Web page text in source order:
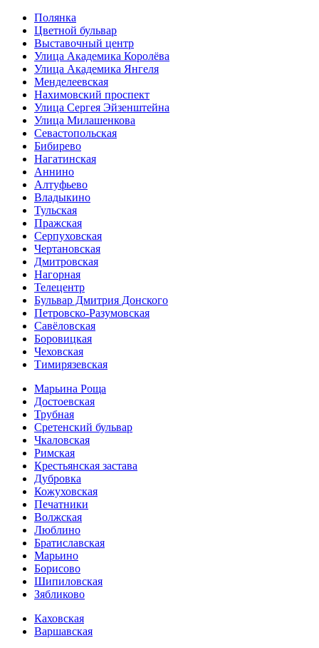
Полянка
Цветной бульвар
Выставочный центр
Улица Академика Королёва
Улица Академика Янгеля
Менделеевская
Нахимовский проспект
Улица Сергея Эйзенштейна
Улица Милашенкова
Севастопольская
Бибирево
Нагатинская
Аннино
Алтуфьево
Владыкино
Тульская
Пражская
Серпуховская
Чертановская
Дмитровская
Нагорная
Телецентр
Бульвар Дмитрия Донского
Петровско-Разумовская
Савёловская
Боровицкая
Чеховская
Тимирязевская
Марьина Роща
Достоевская
Трубная
Сретенский бульвар
Чкаловская
Римская
Крестьянская застава
Дубровка
Кожуховская
Печатники
Волжская
Люблино
Братиславская
Марьино
Борисово
Шипиловская
Зябликово
Каховская
Варшавская